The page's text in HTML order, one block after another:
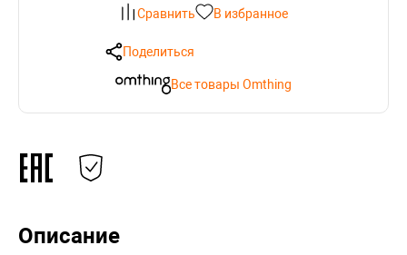
Сравнить В избранное
Поделиться
Все товары Omthing
Описание